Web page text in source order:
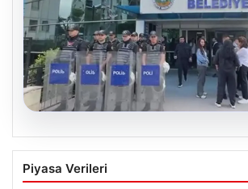
05.08.2026
Avcılar Belediyesi’ne
şüpheli gözaltına alındı
Piyasa Verileri